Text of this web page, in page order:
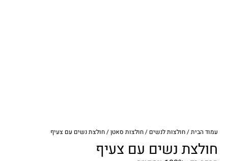
עמוד הבית/חולצות לנשים /חולצות סאטן/ חולצת נשים עם צעיף
חולצת נשים עם צעיף